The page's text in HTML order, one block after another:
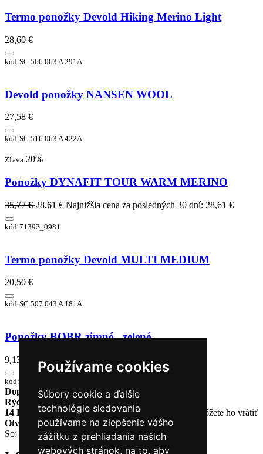
Používame cookies
Súbory cookie a ďalšie
technológie sledovania
používame na zlepšenie vášho
zážitku z prehliadania našich
webových stránok, na to, aby
Termo ponožky Devold Hiking Merino Light
28,60 €
kód:SC 566 063 A 291A
Devold ponožky NANSEN WOOL
27,58 €
kód:SC 516 063 A 422A
Zľava 20%
Ponožky DYNAFIT TOUR WARM MERINO
35,77 €28,61 € Najnižšia cena za posledných 30 dní: 28,61 €
kód:71392_0981
Termo ponožky Devold MULTI MEDIUM
20,50 €
kód:SC 507 043 A 181A
Ponožky BOBR zimné - zelené
9,13 €
kód:BR9111
Doprava zadarmo pri objednávke nad 230€
Rýchle dodanieTovar Vám odošleme do 24 hodín
14 Dní na vrátenie tovaruAk Vám tovar nesadne, môžete ho vrátiť
Otvorené celý týždeň Po - pia: 8:30 - 16:30
So: 9:00 - 12:00